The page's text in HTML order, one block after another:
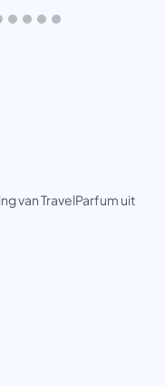
van TravelParfum uit